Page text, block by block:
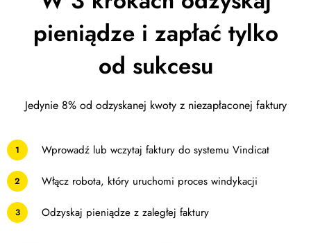
pieniądze i zapłać tylko
od sukcesu
Jedynie 8% od odzyskanej kwoty z niezapłaconej faktury
1 Wprowadź lub wczytaj faktury do systemu Vindicat
2 Włącz robota, który uruchomi proces windykacji
3 Odzyskaj pieniądze z zaległej faktury